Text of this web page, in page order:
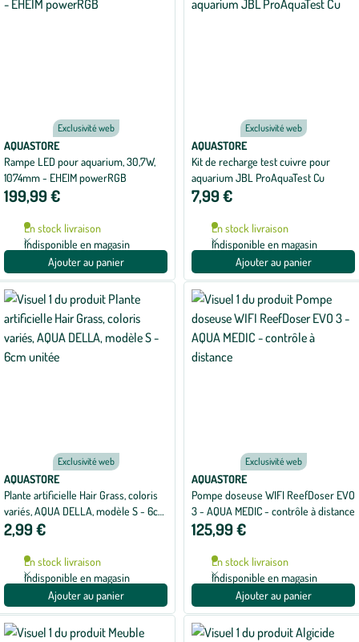
Exclusivité web
AQUASTORE
Rampe LED pour aquarium, 30,7W,
1074mm - EHEIM powerRGB
199,99 €
En stock livraison
Indisponible en magasin
Ajouter au panier
Exclusivité web
AQUASTORE
Kit de recharge test cuivre pour
aquarium JBL ProAquaTest Cu
7,99 €
En stock livraison
Indisponible en magasin
Ajouter au panier
Exclusivité web
AQUASTORE
Plante artificielle Hair Grass, coloris
variés, AQUA DELLA, modèle S - 6cm
unitée
2,99 €
En stock livraison
Indisponible en magasin
Ajouter au panier
Exclusivité web
AQUASTORE
Pompe doseuse WIFI ReefDoser EVO
3 - AQUA MEDIC - contrôle à distance
125,99 €
En stock livraison
Indisponible en magasin
Ajouter au panier